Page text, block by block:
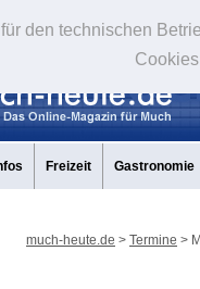
den technischen
Freizeit Gastronomie
much-heute.de > Termine >